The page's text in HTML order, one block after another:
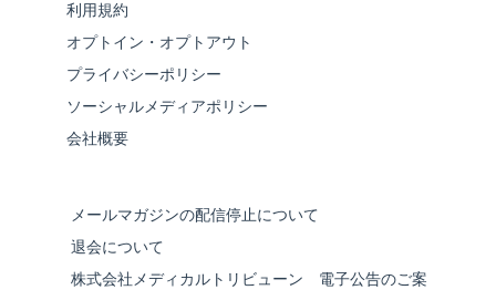
利用規約
オプトイン・オプトアウト
プライバシーポリシー
ソーシャルメディアポリシー
会社概要
メールマガジンの配信停止について
退会について
株式会社メディカルトリビューン 電子公告のご案